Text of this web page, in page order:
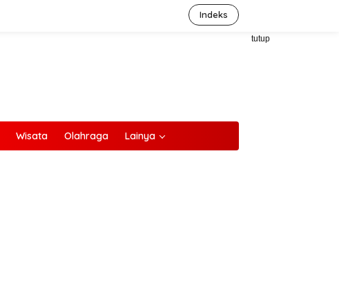
Indeks
tutup
Wisata Olahraga Lainya